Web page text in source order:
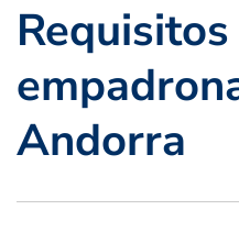
Andorra